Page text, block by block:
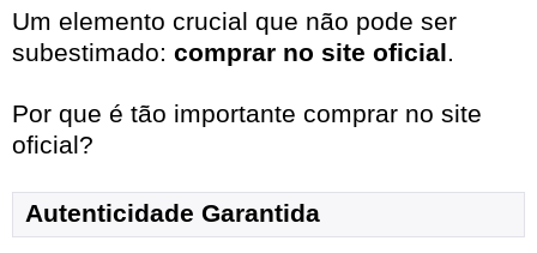
Um elemento crucial que não pode ser
subestimado: comprar no site oficial.
Por que é tão importante comprar no site
oficial?
Autenticidade Garantida